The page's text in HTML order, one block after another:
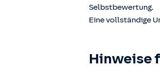
Selbstbewertung.
Eine vollständige
Hinweise